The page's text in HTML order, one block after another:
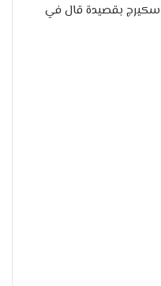
ورثاه العلامة سكيرج بقصيدة قال في